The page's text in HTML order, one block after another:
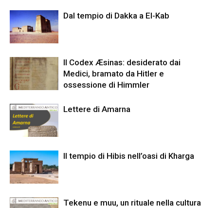
Dal tempio di Dakka a El-Kab
Il Codex Æsinas: desiderato dai
Medici, bramato da Hitler e
ossessione di Himmler
Lettere di Amarna
Il tempio di Hibis nell’oasi di Kharga
Tekenu e muu, un rituale nella cultura